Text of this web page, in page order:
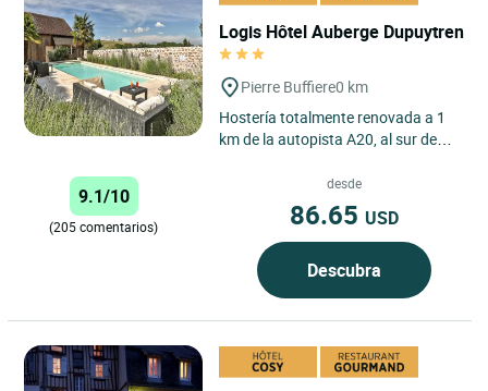
Logis Hôtel Auberge Dupuytren
Pierre Buffiere0 km
Hostería totalmente renovada a 1
km de la autopista A20, al sur de
sitúa en medio del...
9.1/10
(205 comentarios)
desde
86.65 USD
Descubra